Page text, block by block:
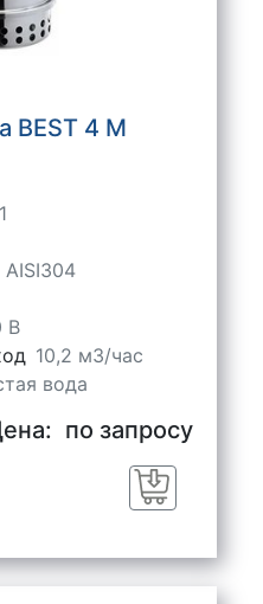
BEST 4 M
AISI304
В
10,2 м3/час
вода
по запросу
Заказать